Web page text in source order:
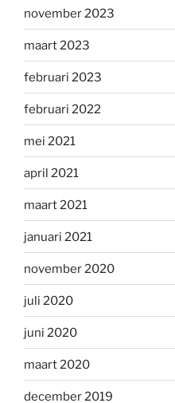
november 2023
maart 2023
februari 2023
februari 2022
mei 2021
april 2021
maart 2021
januari 2021
november 2020
juli 2020
juni 2020
maart 2020
december 2019